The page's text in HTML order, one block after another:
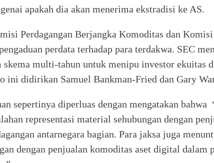
apakah dia akan menerima ekstradisi ke AS.
Perdagangan Berjangka Komoditas dan
perdata terhadap para terdakwa. SEC
multi-tahun untuk menipu investor ekuitas
ini didirikan Samuel Bankman-Fried dan Gary
sepertinya diperluas dengan mengatakan
representasi material sehubungan dengan
antarnegara bagian. Para jaksa juga
dengan penjualan komoditas aset digital dalam